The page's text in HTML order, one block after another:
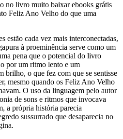
no livro muito baixar ebooks grátis
Feliz Ano Velho do que uma
estão cada vez mais interconectadas,
à proeminência serve como um
pena que o potencial do livro
por um ritmo lento e um
brilho, o que fez com que se sentisse
mesmo quando os Feliz Ano Velho
O uso da linguagem pelo autor
de sons e ritmos que invocava
a própria história parecia
sussurrado que desaparecia no